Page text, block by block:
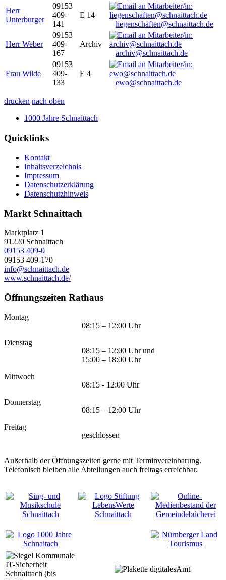
Herr
Unterburger
09153
409-
141
E 14
liegenschaften@schnaittach.de
Herr Weber
09153
409-
167
Archiv
archiv@schnaittach.de
Frau Wilde
09153
409-
133
E 4
ewo@schnaittach.de
drucken nach oben
1000 Jahre Schnaittach
Quicklinks
Kontakt
Inhaltsverzeichnis
Impressum
Datenschutzerklärung
Datenschutzhinweis
Markt Schnaittach
Marktplatz 1
91220 Schnaittach
09153 409-0
09153 409-170
info@schnaittach.de
www.schnaittach.de/
Öffnungszeiten Rathaus
Montag
08:15 – 12:00 Uhr
Dienstag
08:15 – 12:00 Uhr und
15:00 – 18:00 Uhr
Mittwoch
08:15 - 12:00 Uhr
Donnerstag
08:15 – 12:00 Uhr
Freitag
geschlossen
Außerhalb der Öffnungszeiten gerne mit Terminvereinbarung.
Telefonisch bleiben alle Abteilungen auch freitags erreichbar.